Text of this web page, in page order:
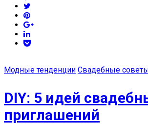
Модные тенденции Свадебные
DIY: 5 идей
приглашений